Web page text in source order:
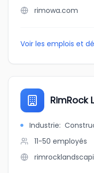
rimowa.com
Voir les emplois et
RimRock
Industrie:
11-50 employés